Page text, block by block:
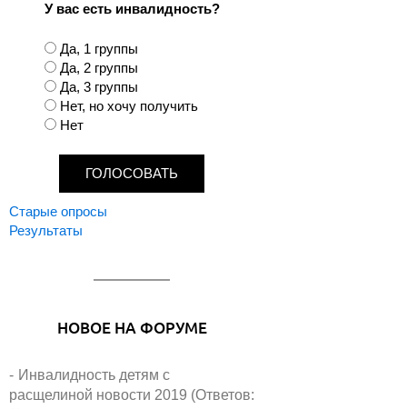
У вас есть инвалидность?
В
а
р
и
а
Да, 1 группы
Да, 2 группы
Да, 3 группы
Нет, но хочу получить
Нет
Старые опросы
Результаты
НОВОЕ НА ФОРУМЕ
Инвалидность детям с
расщелиной новости 2019 (Ответов: